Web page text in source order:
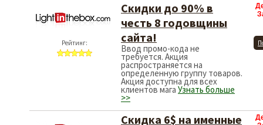
Рейтинг:
Скидки до 90% в
честь 8 годовщины
сайта!
Ввод промо-кода не
требуется. Акция
распространяется на
определенную группу товаров.
Акция доступна для всех
клиентов мага Узнать больше
>>
Скидка 6$ на именные